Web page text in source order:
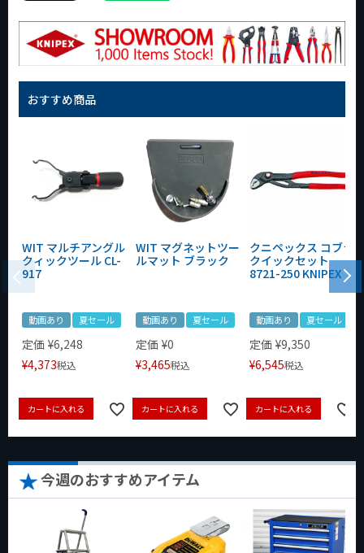
おすすめ商品
WIT マルチアングル
クィックツール CL-
917
動画あり 夏セール
定価 ¥6,248
¥4,373税込
カートに入れる
WIT マグネットツー
ルマット ブラック
動画あり 夏セール
定価 ¥0
¥3,465税込
カートに入れる
クニペックス コブラ
クイックセット
8721-250 KNIPEX
動画あり 夏セール
定価 ¥9,350
¥6,545税込
カートに入れる
今週のおすすめアイテム